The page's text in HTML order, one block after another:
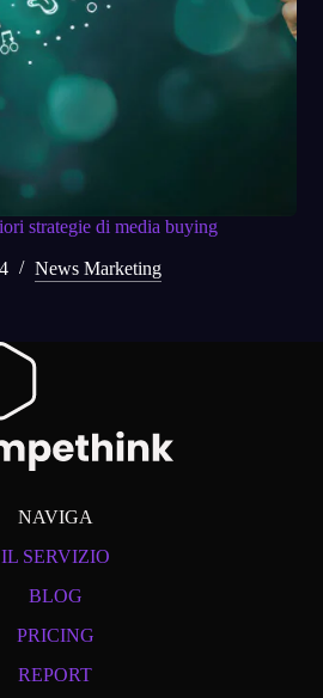
strategie di media buying
News Marketing
NAVIGA
IL SERVIZIO
BLOG
PRICING
REPORT